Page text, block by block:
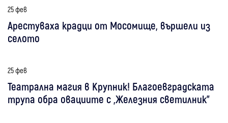
25 фев
Арестуваха крадци от Мосомище, вършели из
селото
25 фев
Театрална магия в Крупник! Благоевградската
трупа обра овациите с „Железния светилник”